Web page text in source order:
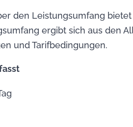
den Leistungsumfang
ergibt sich aus den
und Tarifbedingungen.